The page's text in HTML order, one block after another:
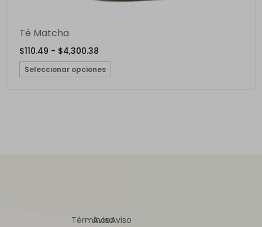
Té Matcha
$110.49 - $4,300.38
Seleccionar opciones
Términos
AvisoAviso